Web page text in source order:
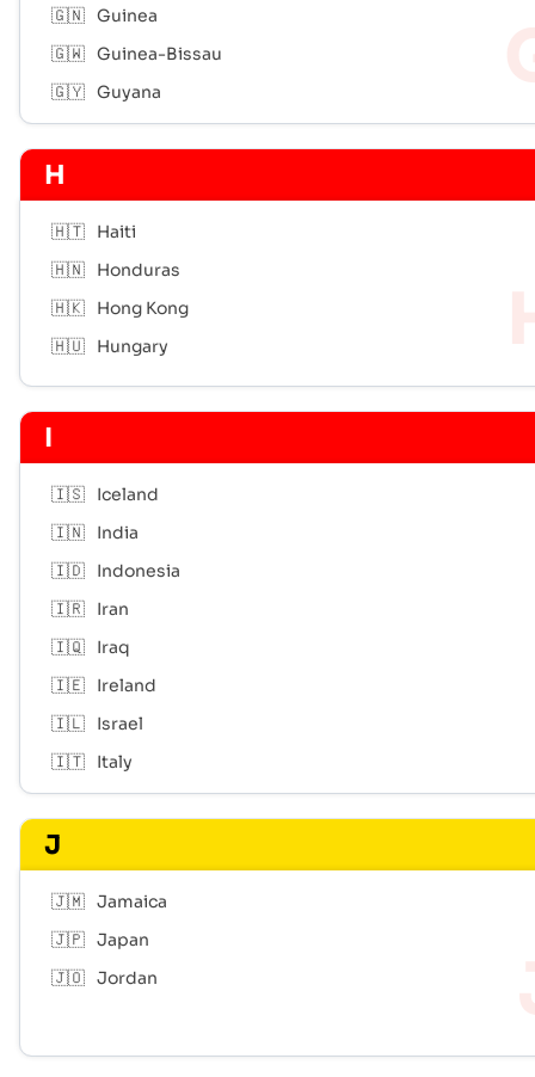
🇬🇳 Guinea
🇬🇼 Guinea-Bissau
🇬🇾 Guyana
H
🇭🇹
Haiti
🇭🇳
Honduras
🇭🇰
Hong Kong
🇭🇺
Hungary
I
🇮🇸
Iceland
🇮🇳
India
🇮🇩
Indonesia
🇮🇷
Iran
🇮🇶
Iraq
🇮🇪
Ireland
🇮🇱
Israel
🇮🇹
Italy
J
🇯🇲 Jamaica
🇯🇵 Japan
🇯🇴 Jordan